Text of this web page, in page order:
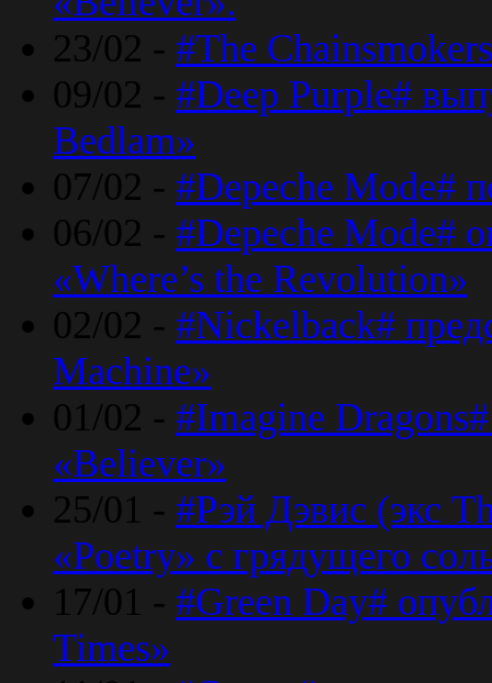
23/02 - #The
09/02 - #Deep Purple#
Bedlam»
07/02 - #Depeche Mode#
06/02 - #Depeche Mode#
«Where’s the Revolution»
02/02 - #Nickelback#
Machine»
01/02 - #Imagine
«Believer»
25/01 - #Рэй Дэвис (экс
«Poetry» с грядущего
17/01 - #Green Day#
Times»